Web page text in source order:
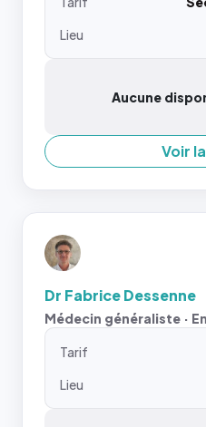
Lieu
Aucune
Voir
Dr Fabrice Dessenne
Médecin généraliste ·
Tarif
Lieu